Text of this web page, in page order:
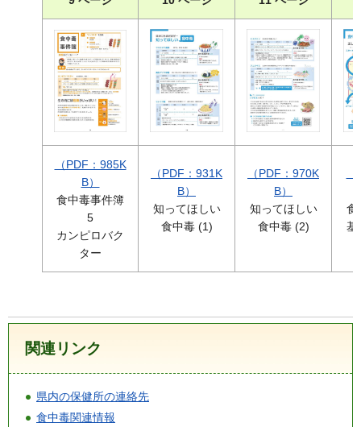
（PDF：985K
B）
食中毒事件簿
5
カンピロバク
ター
（PDF：931K
B）
知ってほしい
食中毒 (1)
（PDF：970K
B）
知ってほしい
食中毒 (2)
食
基
関連リンク
県内の保健所の連絡先
食中毒関連情報